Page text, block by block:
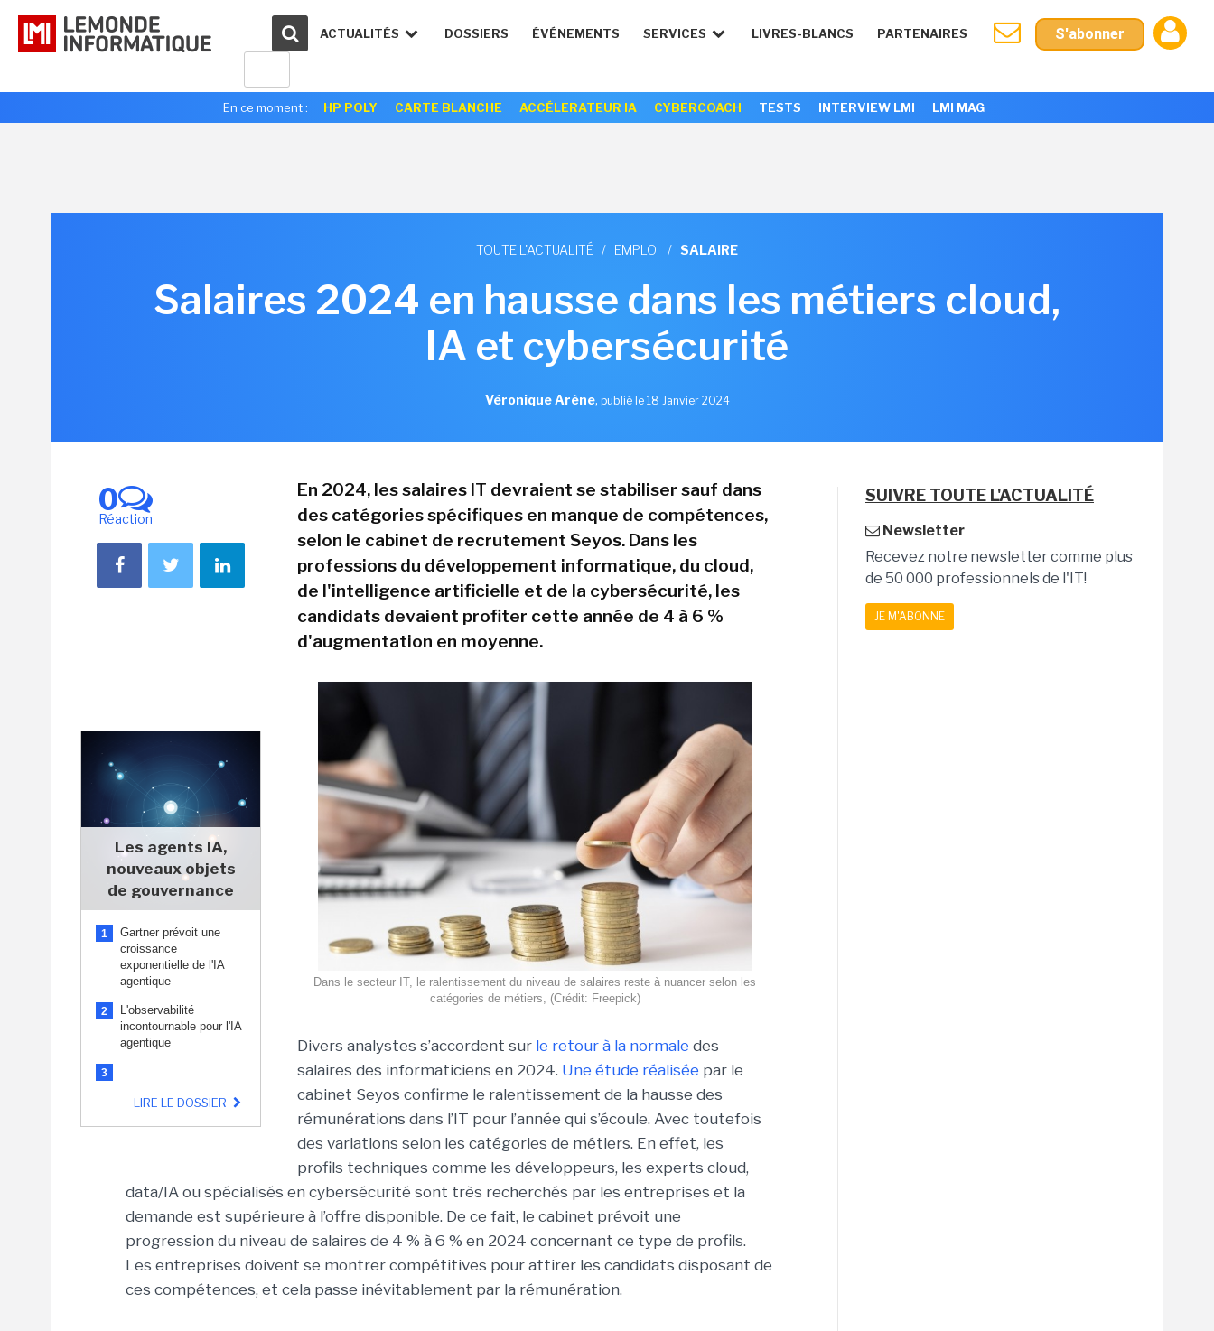
ACTUALITÉS DOSSIERS ÉVÉNEMENTS SERVICES LIVRES-BLANCS PARTENAIRES S'abonner
En ce moment : HP POLY CARTE BLANCHE ACCÉLERATEUR IA CYBERCOACH TESTS INTERVIEW LMI LMI MAG
TOUTE L'ACTUALITÉ / EMPLOI / SALAIRE
Salaires 2024 en hausse dans les métiers cloud,
IA et cybersécurité
Véronique Arène, publié le 18 Janvier 2024
0
Réaction
Les agents IA,
nouveaux objets
de gouvernance
1
Gartner prévoit une
croissance
exponentielle de l'IA
agentique
2
L'observabilité
incontournable pour l'IA
agentique
3 ...
LIRE LE DOSSIER
En 2024, les salaires IT devraient se stabiliser sauf dans
des catégories spécifiques en manque de compétences,
selon le cabinet de recrutement Seyos. Dans les
professions du développement informatique, du cloud,
de l'intelligence artificielle et de la cybersécurité, les
candidats devaient profiter cette année de 4 à 6 %
d'augmentation en moyenne.
Dans le secteur IT, le ralentissement du niveau de salaires reste à nuancer selon les
catégories de métiers, (Crédit: Freepick)
Divers analystes s’accordent sur le retour à la normale des
salaires des informaticiens en 2024. Une étude réalisée par le
cabinet Seyos confirme le ralentissement de la hausse des
rémunérations dans l’IT pour l’année qui s’écoule. Avec toutefois
des variations selon les catégories de métiers. En effet, les
profils techniques comme les développeurs, les experts cloud,
data/IA ou spécialisés en cybersécurité sont très recherchés par les entreprises et la
demande est supérieure à l’offre disponible. De ce fait, le cabinet prévoit une
progression du niveau de salaires de 4 % à 6 % en 2024 concernant ce type de profils.
Les entreprises doivent se montrer compétitives pour attirer les candidats disposant de
ces compétences, et cela passe inévitablement par la rémunération.
SUIVRE TOUTE L'ACTUALITÉ
Newsletter
Recevez notre newsletter comme plus
de 50 000 professionnels de l'IT!
JE M'ABONNE